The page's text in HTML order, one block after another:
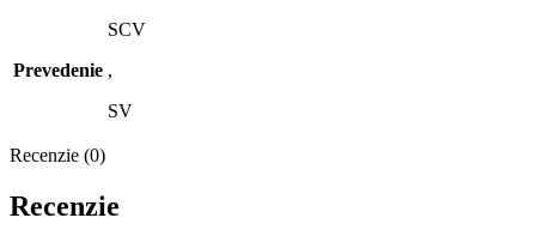
Prevedenie
SCV
,
SV
Recenzie (0)
Recenzie